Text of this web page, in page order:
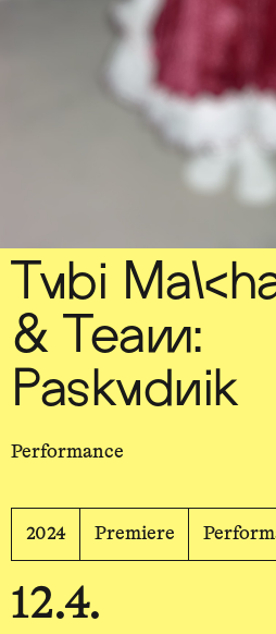
Tubi
& Team:
Paskudnik
Performance
2024 Premiere
12.4.